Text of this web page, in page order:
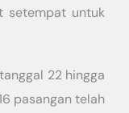
setempat untuk
22 hingga
pasangan telah